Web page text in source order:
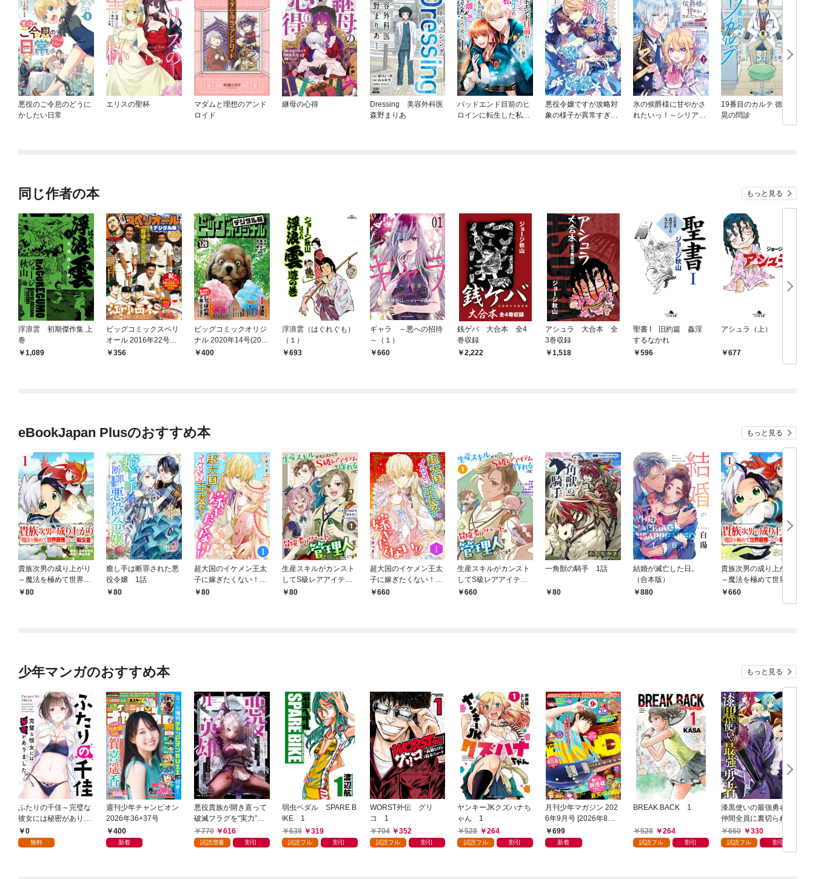
悪役のご令息のどうに
かしたい日常
エリスの聖杯
マダムと理想のアンド
ロイド
継母の心得
Dressing 美容外科医
森野まりあ
バッドエンド目前のヒ
ロインに転生した私、
悪役令嬢ですが攻略対
象の様子が異常すぎる
氷の侯爵様に甘やかさ
れたいっ！～シリアス
19番目のカルテ 徳重
晃の問診
同じ作者の本 もっと見る
浮浪雲 初期傑作集 上
巻
1,089
ビッグコミックスペリ
オール 2016年22号（2
016年10月28日発売）
356
ビッグコミックオリジ
ナル 2020年14号(202
0年7月4日発売)
400
浮浪雲（はぐれぐも）
（１）
693
ギャラ ～悪への招待
～（１）
660
銭ゲバ 大合本 全4
巻収録
2,222
アシュラ 大合本 全
3巻収録
1,518
聖書 I 旧約篇 姦淫
するなかれ
596
アシュラ（上）
677
eBookJapan Plusのおすすめ本 もっと見る
貴族次男の成り上がり
～魔法を極めて世界最
強になった転生者～
80
癒し手は断罪された悪
役令嬢 1話
80
超大国のイケメン王太
子に嫁ぎたくない！！
1話
80
生産スキルがカンスト
してS級レアアイテム
も作れるけど冒険者ア
80
超大国のイケメン王太
子に嫁ぎたくない！！
（合本版） 1巻
660
生産スキルがカンスト
してS級レアアイテム
も作れるけど冒険者ア
660
一角獣の騎手 1話
80
結婚が滅亡した日。
（合本版）
880
貴族次男の成り上がり
～魔法を極めて世界最
強になった転生者～
660
少年マンガのおすすめ本 もっと見る
ふたりの千佳～完璧な
彼女には秘密がありま
した(1)
0
無料
週刊少年チャンピオン
2026年36+37号
400
新着
悪役貴族が開き直って
破滅フラグを“実力”で
叩き折っていたら、い
つの間にかヒロイン達
770 616
試読増量 割引
弱虫ペダル SPARE B
IKE 1
638
319
試読フル 割引
WORST外伝 グリ
コ 1
704
352
試読フル 割引
ヤンキーJKクズハナち
ゃん 1
528
264
試読フル 割引
月刊少年マガジン 202
6年9月号 [2026年8月6
日発売]
699
新着
BREAK BACK 1
528 264
試読フル 割引
漆黒使いの最強勇者
仲間全員に裏切られた
ので最強の魔物と組み
ます 1巻
660 330
試読フル 割引